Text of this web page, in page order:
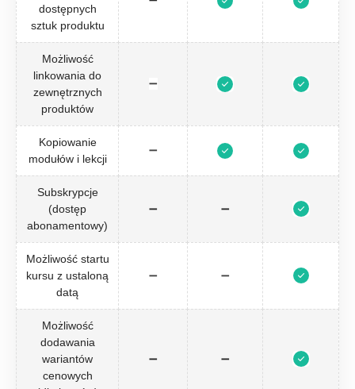
dostępnych
sztuk produktu
Możliwość
linkowania do
zewnętrznych
produktów
➖
Kopiowanie
modułów i lekcji
➖
Subskrypcje
(dostęp
abonamentowy)
➖ ➖
Możliwość startu
kursu z ustaloną
datą
➖ ➖
Możliwość
dodawania
wariantów
cenowych
➖ ➖